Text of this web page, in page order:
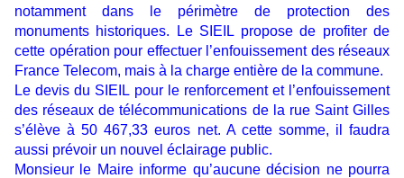
notamment dans le périmètre de protection des
monuments historiques. Le SIEIL propose de profiter de
cette opération pour effectuer l’enfouissement des réseaux
France Telecom, mais à la charge entière de la commune.
Le devis du SIEIL pour le renforcement et l’enfouissement
des réseaux de télécommunications de la rue Saint Gilles
s’élève à 50 467,33 euros net. A cette somme, il faudra
aussi prévoir un nouvel éclairage public.
Monsieur le Maire informe qu’aucune décision ne pourra